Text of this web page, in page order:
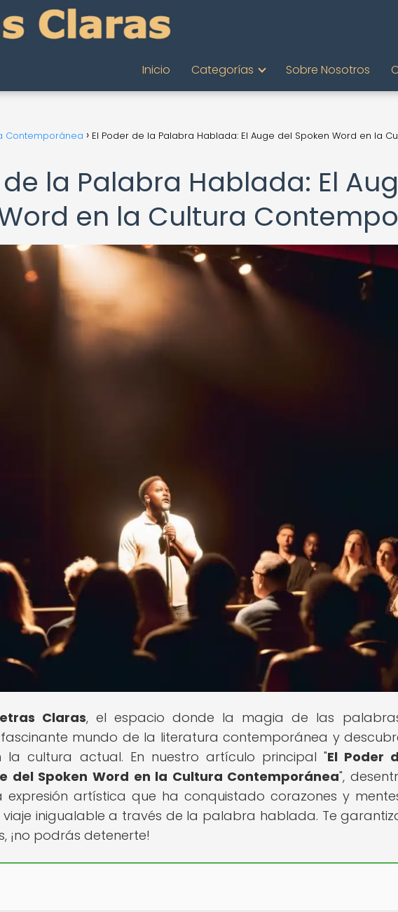
Inicio Categorías Sobre Nosotros
Contemporánea
El Poder de la Palabra Hablada: El Auge del Spoken Word en la
de la Palabra Hablada: El
en la Cultura
Claras, el espacio donde la magia de las
mundo de la literatura contemporánea y
la cultura actual. En nuestro artículo principal "El Poder
del Spoken Word en la Cultura Contemporánea",
expresión artística que ha conquistado corazones y
inigualable a través de la palabra hablada. Te
¡no podrás detenerte!